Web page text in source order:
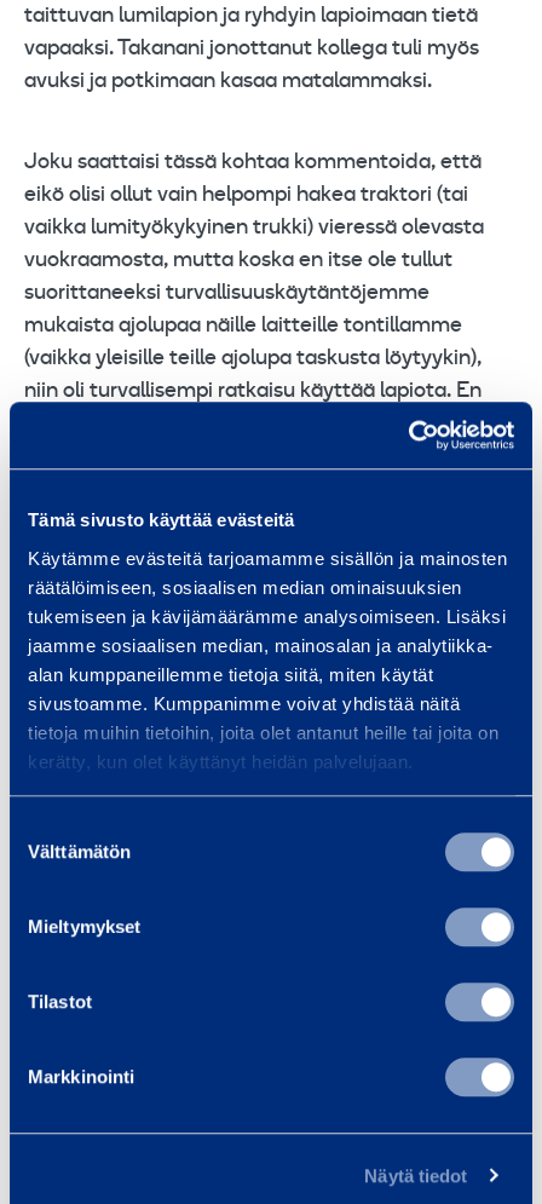
Tämä sivusto käyttää evästeitä
Käytämme evästeitä tarjoamamme sisällön ja mainosten
räätälöimiseen, sosiaalisen median ominaisuuksien
tukemiseen ja kävijämäärämme analysoimiseen. Lisäksi
jaamme sosiaalisen median, mainosalan ja analytiikka-
alan kumppaneillemme tietoja siitä, miten käytät
sivustoamme. Kumppanimme voivat yhdistää näitä
tietoja muihin tietoihin, joita olet antanut heille tai joita on
kerätty, kun olet käyttänyt heidän palvelujaan.
valinta
Välttämätön
Mieltymykset
Tilastot
Markkinointi
Näytä tiedot
taittuvan lumilapion ja ryhdyin lapioimaan tietä
vapaaksi. Takanani jonottanut kollega tuli myös
avuksi ja potkimaan kasaa matalammaksi.
Joku saattaisi tässä kohtaa kommentoida, että
eikö olisi ollut vain helpompi hakea traktori (tai
vaikka lumityökykyinen trukki) vieressä olevasta
vuokraamosta, mutta koska en itse ole tullut
suorittaneeksi turvallisuuskäytäntöjemme
mukaista ajolupaa näille laitteille tontillamme
(vaikka yleisille teille ajolupa taskusta löytyykin),
niin oli turvallisempi ratkaisu käyttää lapiota. En
tunne tarvittavalla tasolla tontin sisäisen ajon
turvallisuusmääräyksiä, ja olisin siten voinut
Turvallisuus kilpailuetuna,
Turvallisuusteema tulee siis vastaan monin tavoin,
ja joskus kattava turvallisuusohjeistus voikin tuntua